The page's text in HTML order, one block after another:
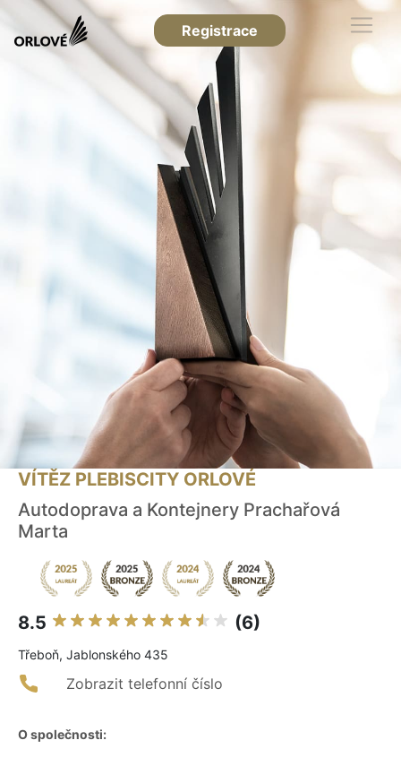
Registrace
VÍTĚZ PLEBISCITY ORLOVÉ
Autodoprava a Kontejnery Prachařová
Marta
8.5 (6)
Třeboň, Jablonského 435
Zobrazit telefonní číslo
O společnosti: